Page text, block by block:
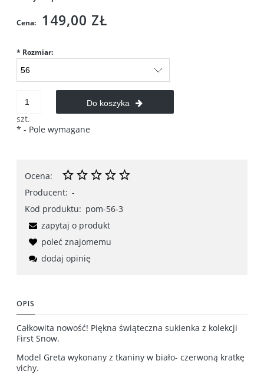
Cena: 149,00 ZŁ
* Rozmiar:
szt.
Do koszyka
* - Pole wymagane
Ocena:
Producent: -
Kod produktu: pom-56-3
zapytaj o produkt
poleć znajomemu
dodaj opinię
OPIS
Całkowita nowość! Piękna świąteczna sukienka z kolekcji
First Snow.
Model Greta wykonany z tkaniny w biało- czerwoną kratkę
vichy.